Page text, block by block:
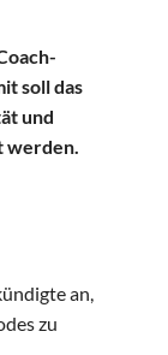
soll das
und
werden.
an,
zu